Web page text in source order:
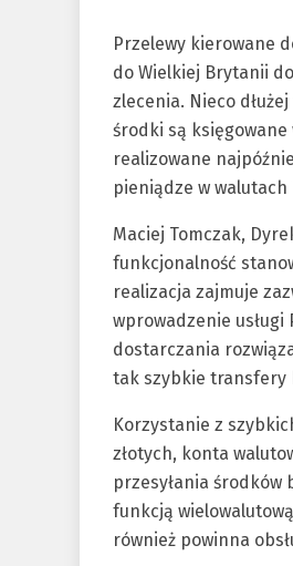
Przelewy kierowane
do Wielkiej Brytanii
zlecenia. Nieco
środki są
realizowane
pieniądze w walutach
Maciej Tomczak,
funkcjonalność
realizacja zajmuje
wprowadzenie usługi
dostarczania
tak szybkie transfery
Korzystanie z
złotych, konta
przesyłania
funkcją wielowalutową
również powinna